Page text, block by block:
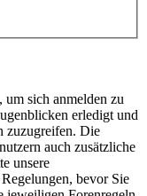
um sich anmelden zu
erledigt und
zuzugreifen. Die
auch zusätzliche
unsere
bevor Sie